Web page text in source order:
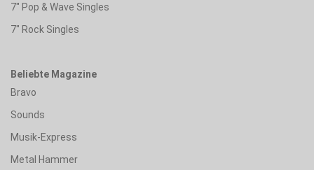
7" Pop & Wave Singles
7" Rock Singles
Beliebte Magazine
Bravo
Sounds
Musik-Express
Metal Hammer